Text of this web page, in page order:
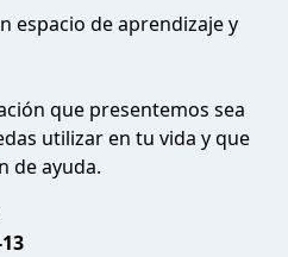
espacio de aprendizaje y
que presentemos sea
utilizar en tu vida y que
de ayuda.